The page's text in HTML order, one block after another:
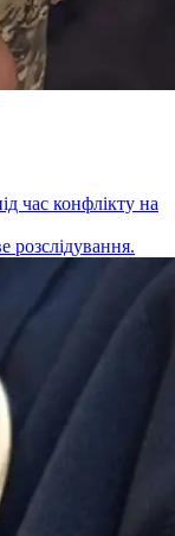
час конфлікту на
розслідування.